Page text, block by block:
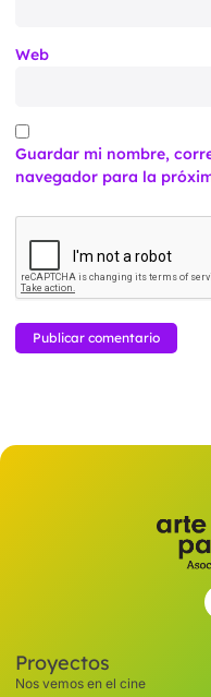
Web
Guardar mi nombre,
navegador para la
Proyectos
Nos vemos en el cine